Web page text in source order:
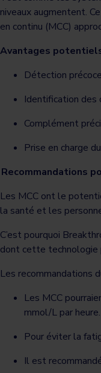
niveaux augmentent.
en continu (MCC)
Avantages
Détection
Identification des
Complément
Prise en charge
Recommandations
Les MCC ont le
la santé et les
C’est pourquoi
dont cette technologie
Les recommandations
Les MCC
mmol/L par heure.
Pour éviter la
Il est